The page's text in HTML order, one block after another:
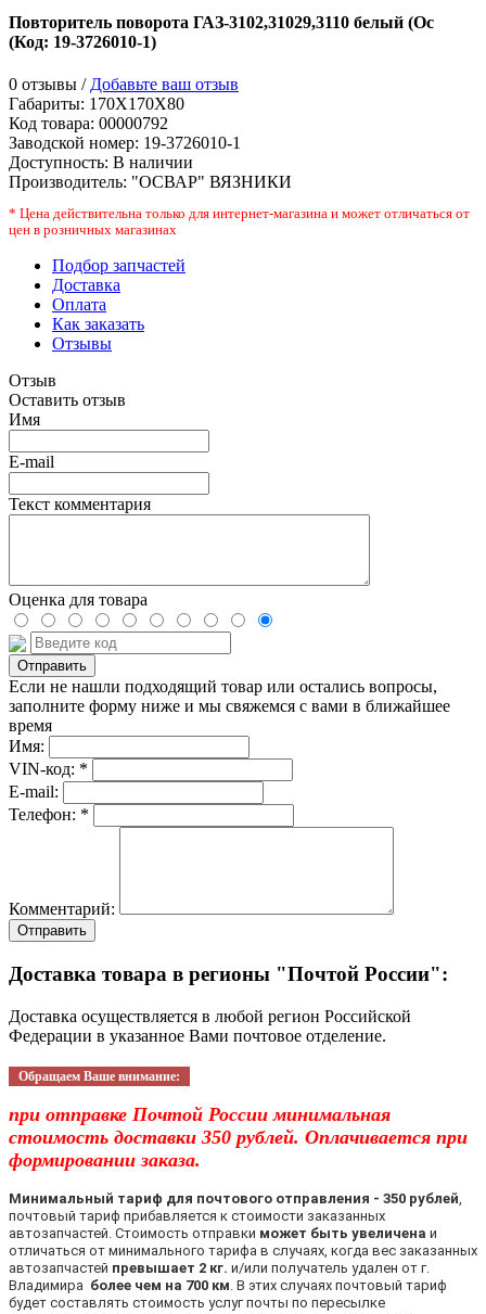
Повторитель поворота ГАЗ-3102,31029,3110 белый (Ос
(Код: 19-3726010-1)
0 отзывы / Добавьте ваш отзыв
Габариты: 170X170X80
Код товара: 00000792
Заводской номер: 19-3726010-1
Доступность: В наличии
Производитель: "ОСВАР" ВЯЗНИКИ
* Цена действительна только для интернет-магазина и может отличаться от
цен в розничных магазинах
Подбор запчастей
Доставка
Оплата
Как заказать
Отзывы
Отзыв
Оставить отзыв
Имя
E-mail
Текст комментария
Оценка для товара
Если не нашли подходящий товар или остались вопросы,
заполните форму ниже и мы свяжемся с вами в ближайшее
время
Имя:
VIN-код: *
E-mail:
Телефон: *
Комментарий:
Отправить
Доставка товара в регионы "Почтой России":
Доставка осуществляется в любой регион Российской
Федерации в указанное Вами почтовое отделение.
Обращаем Ваше внимание:
при отправке Почтой России минимальная
стоимость доставки 350 рублей. Оплачивается при
формировании заказа.
Минимальный тариф для почтового отправления - 350 рублей
почтовый тариф прибавляется к стоимости заказанных
автозапчастей. Стоимость отправки может быть увеличена и
отличаться от минимального тарифа в случаях, когда вес заказанных
автозапчастей превышает 2 кг. и/или получатель удален от г.
Владимира более чем на 700 км . В этих случаях почтовый тариф
будет составлять стоимость услуг почты по пересылке